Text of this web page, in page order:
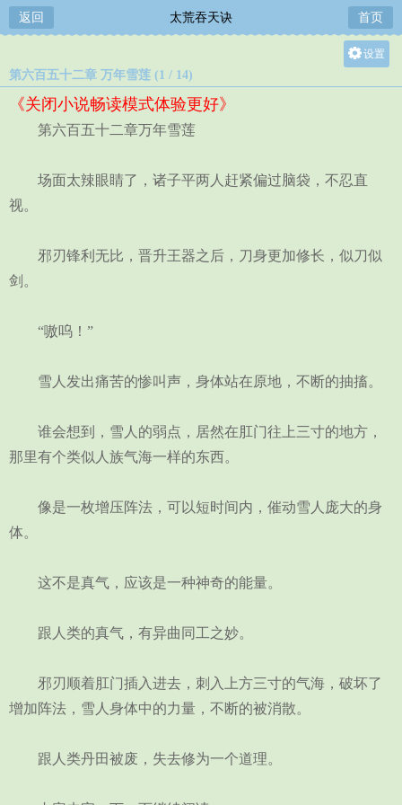
返回 太荒吞天诀 首页
设置
第六百五十二章 万年雪莲 (1 / 14)
《关闭小说畅读模式体验更好》
第六百五十二章万年雪莲
场面太辣眼睛了，诸子平两人赶紧偏过脑袋，不忍直
视。
邪刃锋利无比，晋升王器之后，刀身更加修长，似刀似
剑。
“嗷呜！”
雪人发出痛苦的惨叫声，身体站在原地，不断的抽搐。
谁会想到，雪人的弱点，居然在肛门往上三寸的地方，
那里有个类似人族气海一样的东西。
像是一枚增压阵法，可以短时间内，催动雪人庞大的身
体。
这不是真气，应该是一种神奇的能量。
跟人类的真气，有异曲同工之妙。
邪刃顺着肛门插入进去，刺入上方三寸的气海，破坏了
增加阵法，雪人身体中的力量，不断的被消散。
跟人类丹田被废，失去修为一个道理。